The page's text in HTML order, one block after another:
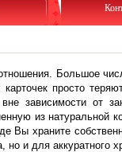
Большое
просто
зависимости от
из натуральной
Вы храните
и для аккуратного